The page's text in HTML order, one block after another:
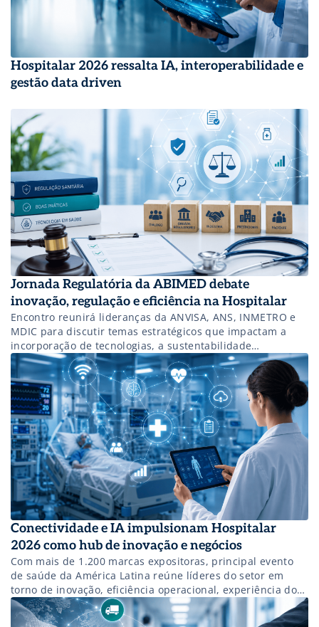
Hospitalar 2026 ressalta IA, interoperabilidade e
gestão data driven
Jornada Regulatória da ABIMED debate
inovação, regulação e eficiência na Hospitalar
Encontro reunirá lideranças da ANVISA, ANS, INMETRO e
MDIC para discutir temas estratégicos que impactam a
incorporação de tecnologias, a sustentabilidade
operacional e o ambiente de negócios na saúde. Inscreva-
se!
Conectividade e IA impulsionam Hospitalar
2026 como hub de inovação e negócios
Com mais de 1.200 marcas expositoras, principal evento
de saúde da América Latina reúne líderes do setor em
torno de inovação, eficiência operacional, experiência do
paciente e transformação digital. Participe!